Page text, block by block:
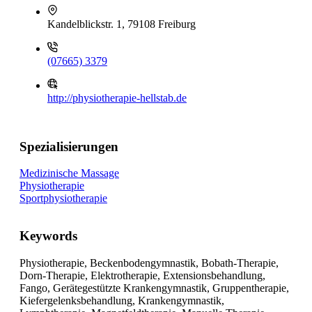
Kandelblickstr. 1, 79108 Freiburg
(07665) 3379
http://physiotherapie-hellstab.de
Spezialisierungen
Medizinische Massage
Physiotherapie
Sportphysiotherapie
Keywords
Physiotherapie, Beckenbodengymnastik, Bobath-Therapie,
Dorn-Therapie, Elektrotherapie, Extensionsbehandlung,
Fango, Gerätegestützte Krankengymnastik, Gruppentherapie,
Kiefergelenksbehandlung, Krankengymnastik,